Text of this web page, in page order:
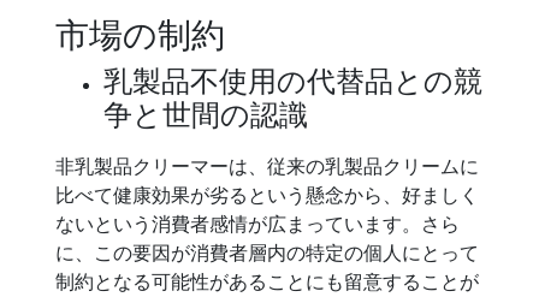
市場の制約
乳製品不使用の代替品との競
争と世間の認識
非乳製品クリーマーは、従来の乳製品クリームに
比べて健康効果が劣るという懸念から、好ましく
ないという消費者感情が広まっています。さら
に、この要因が消費者層内の特定の個人にとって
制約となる可能性があることにも留意することが